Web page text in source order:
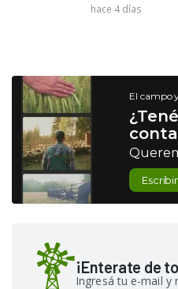
hace 4 días
El campo
¡Enterate de
Ingresá tu e-mail y